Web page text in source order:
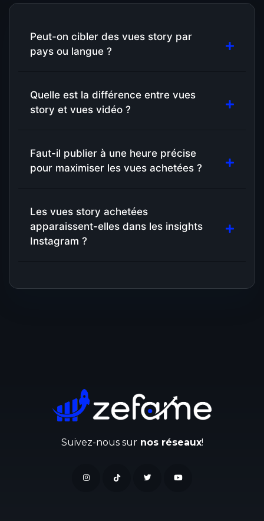
Peut-on cibler des vues story par
pays ou langue ?
Quelle est la différence entre vues
story et vues vidéo ?
Faut-il publier à une heure précise
pour maximiser les vues achetées ?
Les vues story achetées
apparaissent-elles dans les insights
Instagram ?
Suivez-nous surnos réseaux!